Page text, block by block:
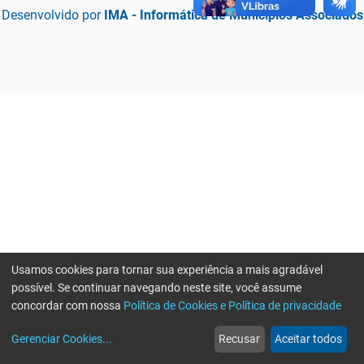
Desenvolvido por IMA - Informática de Municípios Associados
web
Notícias
more_horiz
Mais
Usamos cookies para tornar sua experiência a mais agradável
possível. Se continuar navegando neste site, você assume
concordar com nossa Política de Cookies e Política de privacidade
Gerenciar Cookies... Recusar Aceitar todos
Erro ao enviar informações, por favor tente novamente